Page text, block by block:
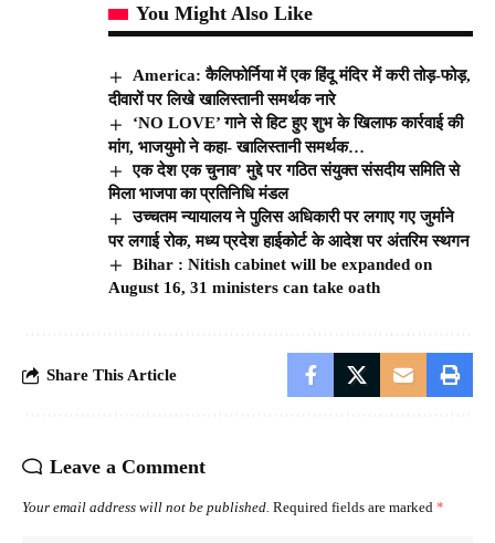
You Might Also Like
America: कैलिफोर्निया में एक हिंदू मंदिर में करी तोड़-फोड़,
दीवारों पर लिखे खालिस्तानी समर्थक नारे
‘NO LOVE’ गाने से हिट हुए शुभ के खिलाफ कार्रवाई की
मांग, भाजयुमो ने कहा- खालिस्तानी समर्थक…
एक देश एक चुनाव’ मुद्दे पर गठित संयुक्त संसदीय समिति से
मिला भाजपा का प्रतिनिधि मंडल
उच्चतम न्यायालय ने पुलिस अधिकारी पर लगाए गए जुर्माने
पर लगाई रोक, मध्य प्रदेश हाईकोर्ट के आदेश पर अंतरिम स्थगन
Bihar : Nitish cabinet will be expanded on
August 16, 31 ministers can take oath
Share This Article
Leave a Comment
Your email address will not be published. Required fields are marked *